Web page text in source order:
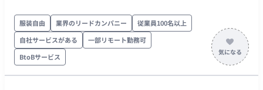
（AI）で解消することを面白がれる方。 ■働き方 ・参画日：即
日 ・勤務日数 ：月80時間以上 ・PC貸与(Mac) ・基本フルリモ
ートだが、必要に応じて出社いただけるとありがたいです。
年12月～2025年3月 ※以降延長の可能性あり ■勤務地：テレ
ワーク併用（割合：半々程度。目黒もしくは飯田橋) ■面談回
数：1回
服装自由 業界のリードカンパニー
従業員100名以上
自社サービスがある
一部リモート勤務可
BtoBサービス